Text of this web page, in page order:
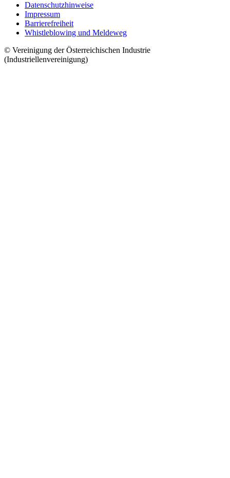
Datenschutzhinweise
Impressum
Barrierefreiheit
Whistleblowing und Meldeweg
© Vereinigung der Österreichischen Industrie
(Industriellenvereinigung)